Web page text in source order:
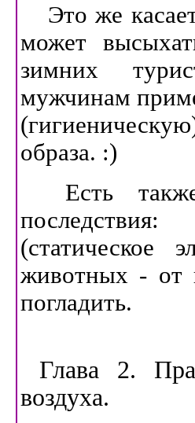
Это же
может
зимних
мужчинам
образа. :)
Есть
(статическое
животных - от
погладить.
Глава 2.
воздуха.